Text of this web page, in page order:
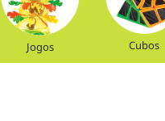
Jogos Cubos